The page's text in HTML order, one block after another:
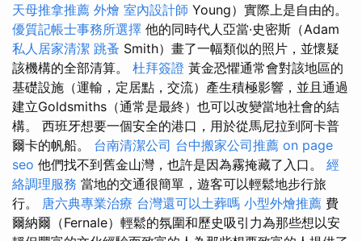
天母推拿推薦 外燴 室內設計師 Young）實際上是自由的。
優質記帳士事務所選擇 他的同時代人亞當·史密斯（Adam
私人居家清潔 跳蚤 Smith）畫了一幅類似的照片，並懷疑
該機構的全部清算。 杜拜簽證 黃金恐懼通常會對該地區的
基礎設施（運輸，定居點，交流）產生積極影響，並且通過
建立Goldsmiths（通常是最終）也可以改變當地社會的結
構。 西班牙想要一個安全的港口，用於從馬尼拉到阿卡普
爾卡的帆船。 台南清潔公司 台中搬家公司推薦 on page
seo 他們找不到舊金山灣，也許是因為霧掩藏了入口。 經
絡調理服務 當地的交通很簡單，遊客可以輕鬆地步行旅
行。 唐六典專業治療 台灣還可以土葬嗎 小型外燴推薦 費
爾納爾（Fernale）輕鬆的氛圍和歷史吸引力為那些想以安